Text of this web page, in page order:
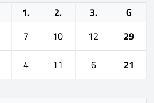
1. 2. 3.
G
7 10 12
29
4 11 6 21